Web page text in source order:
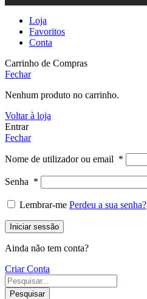
Loja
Favoritos
Conta
Carrinho de Compras
Fechar
Nenhum produto no carrinho.
Voltar à loja
Entrar
Fechar
Nome de utilizador ou email *
Senha *
Lembrar-me Perdeu a sua senha?
Iniciar sessão
Ainda não tem conta?
Criar Conta
Pesquisar